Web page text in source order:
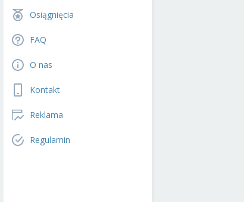
Osiągnięcia
FAQ
O nas
Kontakt
Reklama
Regulamin